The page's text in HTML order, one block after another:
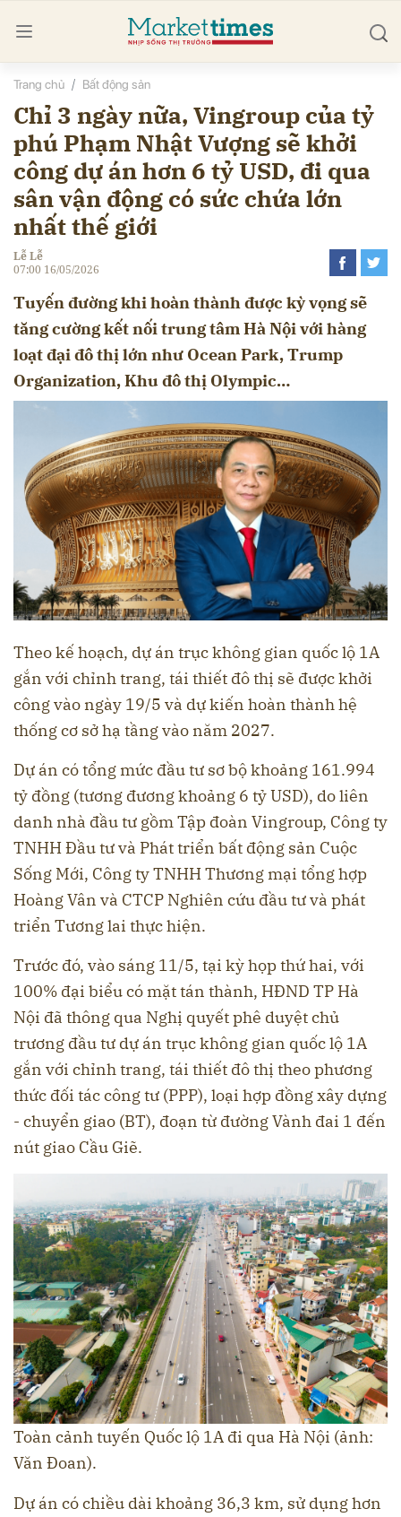
Trang chủ Bất động sản
Chỉ 3 ngày nữa, Vingroup của tỷ
phú Phạm Nhật Vượng sẽ khởi
công dự án hơn 6 tỷ USD, đi qua
sân vận động có sức chứa lớn
nhất thế giới
Lễ Lễ
07:00 16/05/2026
Tuyến đường khi hoàn thành được kỳ vọng sẽ
tăng cường kết nối trung tâm Hà Nội với hàng
loạt đại đô thị lớn như Ocean Park, Trump
Organization, Khu đô thị Olympic…
Theo kế hoạch, dự án trục không gian quốc lộ 1A
gắn với chỉnh trang, tái thiết đô thị sẽ được khởi
công vào ngày 19/5 và dự kiến hoàn thành hệ
thống cơ sở hạ tầng vào năm 2027.
Dự án có tổng mức đầu tư sơ bộ khoảng 161.994
tỷ đồng (tương đương khoảng 6 tỷ USD), do liên
danh nhà đầu tư gồm Tập đoàn Vingroup, Công ty
TNHH Đầu tư và Phát triển bất động sản Cuộc
Sống Mới, Công ty TNHH Thương mại tổng hợp
Hoàng Vân và CTCP Nghiên cứu đầu tư và phát
triển Tương lai thực hiện.
Trước đó, vào sáng 11/5, tại kỳ họp thứ hai, với
100% đại biểu có mặt tán thành, HĐND TP Hà
Nội đã thông qua Nghị quyết phê duyệt chủ
trương đầu tư dự án trục không gian quốc lộ 1A
gắn với chỉnh trang, tái thiết đô thị theo phương
thức đối tác công tư (PPP), loại hợp đồng xây dựng
- chuyển giao (BT), đoạn từ đường Vành đai 1 đến
nút giao Cầu Giẽ.
Toàn cảnh tuyến Quốc lộ 1A đi qua Hà Nội (ảnh:
Văn Đoan).
Dự án có chiều dài khoảng 36,3 km, sử dụng hơn
luận
Hủy